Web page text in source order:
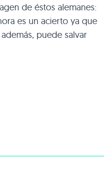
de éstos alemanes:
es un acierto ya que
puede salvar